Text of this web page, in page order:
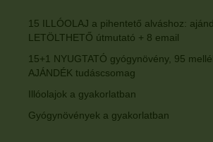
15 ILLÓOLAJ a pihentető alváshoz:
LETÖLTHETŐ útmutató + 8 email
15+1 NYUGTATÓ gyógynövény, 95
AJÁNDÉK tudáscsomag
Illóolajok a gyakorlatban
Gyógynövények a gyakorlatban